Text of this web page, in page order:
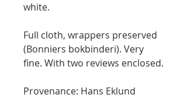
white.
Full cloth, wrappers preserved
(Bonniers bokbinderi). Very
fine. With two reviews enclosed.
Provenance: Hans Eklund